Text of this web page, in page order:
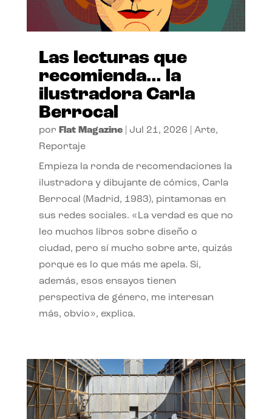
Las lecturas que
recomienda… la
ilustradora Carla
Berrocal
por Flat Magazine| Jul 21, 2026 Arte,
Reportaje
Empieza la ronda de recomendaciones la
ilustradora y dibujante de cómics, Carla
Berrocal (Madrid, 1983), pintamonas en
sus redes sociales. «La verdad es que no
leo muchos libros sobre diseño o
ciudad, pero sí mucho sobre arte, quizás
porque es lo que más me apela. Si,
además, esos ensayos tienen
perspectiva de género, me interesan
más, obvio», explica.